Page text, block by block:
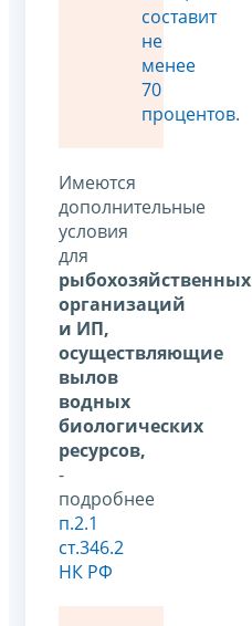
составит
не
менее
70
процентов.
Имеются
дополнительные
условия
для
рыбохозяйственных
организаций
и ИП,
осуществляющие
вылов
водных
биологических
ресурсов,
-
подробнее
п.2.1
ст.346.2
НК РФ